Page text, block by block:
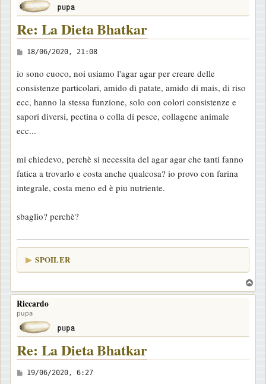
Re: La Dieta Bhatkar
M
s
s
a
g
g
o
18/06/2020, 21:08
io sono cuoco, noi usiamo l'agar agar per creare delle
consistenze particolari, amido di patate, amido di mais, di riso
ecc, hanno la stessa funzione, solo con colori consistenze e
sapori diversi, pectina o colla di pesce, collagene animale
ecc...
mi chiedevo, perchè si necessita del agar agar che tanti fanno
fatica a trovarlo e costa anche qualcosa? io provo con farina
integrale, costa meno ed è piu nutriente.
sbaglio? perchè?
SPOILER
o
Riccardo
pupa
Re: La Dieta Bhatkar
M
19/06/2020, 6:27